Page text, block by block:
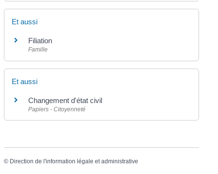
Et aussi
Filiation
Famille
Et aussi
Changement d'état civil
Papiers - Citoyenneté
© Direction de l'information légale et administrative